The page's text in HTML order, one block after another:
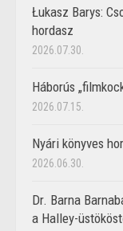
Łukasz Barys:
hordasz
2026.07.30.
Háborús
2026.07.15.
Nyári könyves
2026.06.30.
Dr. Barna
a Halley-